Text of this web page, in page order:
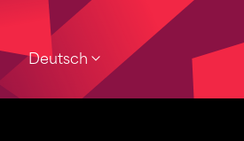
Deutsch